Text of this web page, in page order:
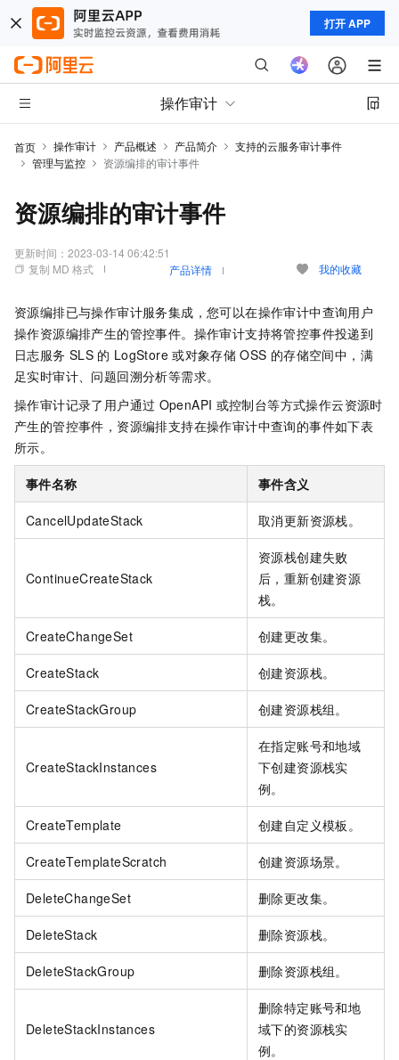
打开 APP
操作审计
首页 操作审计 产品概述 产品简介
支持的云服务审计事件
管理与监控
资源编排的审计事件
资源编排的审计事件
更新时间： 2023-03-14 06:42:51
复制 MD 格式
产品详情 我的收藏
资源编排已与操作审计服务集成，您可以在操作审计中查询用户
操作资源编排产生的管控事件。操作审计支持将管控事件投递到
日志服务 SLS 的 LogStore 或对象存储 OSS 的存储空间中，满
足实时审计、问题回溯分析等需求。
操作审计记录了用户通过 OpenAPI 或控制台等方式操作云资源时
产生的管控事件，资源编排支持在操作审计中查询的事件如下表
所示。
事件名称 事件含义
CancelUpdateStack 取消更新资源栈。
ContinueCreateStack
资源栈创建失败
后，重新创建资源
栈。
CreateChangeSet 创建更改集。
CreateStack 创建资源栈。
CreateStackGroup 创建资源栈组。
CreateStackInstances
在指定账号和地域
下创建资源栈实
例。
CreateTemplate 创建自定义模板。
CreateTemplateScratch 创建资源场景。
DeleteChangeSet 删除更改集。
DeleteStack 删除资源栈。
DeleteStackGroup 删除资源栈组。
DeleteStackInstances
删除特定账号和地
域下的资源栈实
例。